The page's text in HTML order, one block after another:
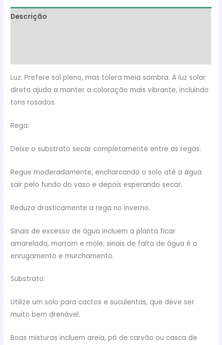
Descrição
Luz: Prefere sol pleno, mas tolera meia sombra. A luz solar
direta ajuda a manter a coloração mais vibrante, incluindo
tons rosados.
Rega:
Deixe o substrato secar completamente entre as regas.
Regue moderadamente, encharcando o solo até a água
sair pelo fundo do vaso e depois esperando secar.
Reduza drasticamente a rega no inverno.
Sinais de excesso de água incluem a planta ficar
amarelada, marrom e mole; sinais de falta de água é o
enrugamento e murchamento.
Substrato:
Utilize um solo para cactos e suculentas, que deve ser
muito bem drenável.
Boas misturas incluem areia, pó de carvão ou casca de